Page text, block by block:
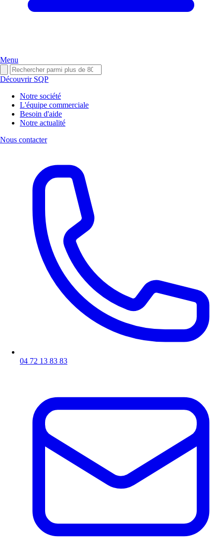
Menu
Découvrir SQP
Notre société
L'équipe commerciale
Besoin d'aide
Notre actualité
Nous contacter
04 72 13 83 83